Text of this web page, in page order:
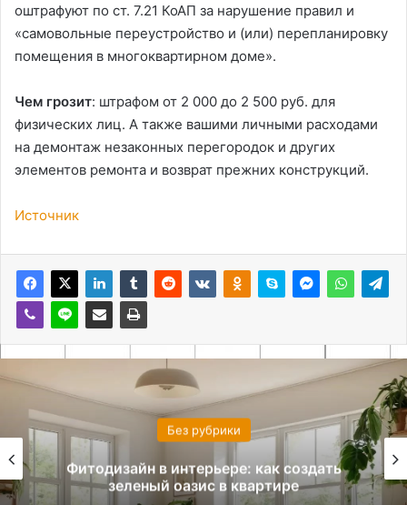
оштрафуют по ст. 7.21 КоАП за нарушение правил и
«самовольные переустройство и (или) перепланировку
помещения в многоквартирном доме».
Чем грозит: штрафом от 2 000 до 2 500 руб. для
физических лиц. А также вашими личными расходами
на демонтаж незаконных перегородок и других
элементов ремонта и возврат прежних конструкций.
Источник
Без рубрики
Корзина для белья из искусственного
ротанга своими руками: пошаговый
мастер-класс